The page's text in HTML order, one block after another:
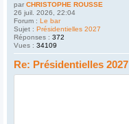
par CHRISTOPHE ROUSSE
26 juil. 2026, 22:04
Forum : Le bar
Sujet : Présidentielles 2027
Réponses : 372
Vues : 34109
Re: Présidentielles 2027